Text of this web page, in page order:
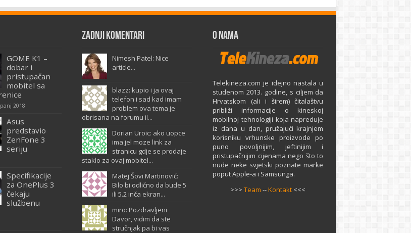
GOME K1 –
dobar i
pristupačan
mobitel sa
2018
Asus
predstavio
ZenFone 3
seriju
Specifikacije
za OnePlus 3
čekaju
službenu
Zadnji komentari
Nimesh Patel: Nice
article...
blazz: kupio i ja ovaj
telefon i sad kad imam
problem ova tema je
obrisana na forumu il...
Dorian Uroic: ako uopce
ima jel moze link za
stranicu gdje se prodaje
staklo za ovaj mobitel...
Matej Šovi Martinović:
Bilo bi odlično da bude 5
ili 5.2 inča ekran...
miro: Pozdravljeni
Davor, vidim da ste
stručnjak pa bi vas
O Nama
Telekineza.com je idejno nastala u
studenom 2013. godine, s ciljem da
Hrvatskom (ali i širem) čitalaštvu
približi informacije o kineskoj
mobilnoj tehnologiji koja napreduje
iz dana u dan, pružajući krajnjem
korisniku vrhunske proizvode po
puno povoljnijim, jeftinijim i
pristupačnijim cijenama nego što to
nude neke svjetski poznate marke
poput Apple-a i Samsunga.
>>>Team --Kontakt <<<